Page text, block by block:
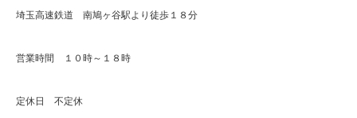
埼玉高速鉄道 南鳩ヶ谷駅より徒歩１８分
営業時間 １０時～１８時
定休日 不定休